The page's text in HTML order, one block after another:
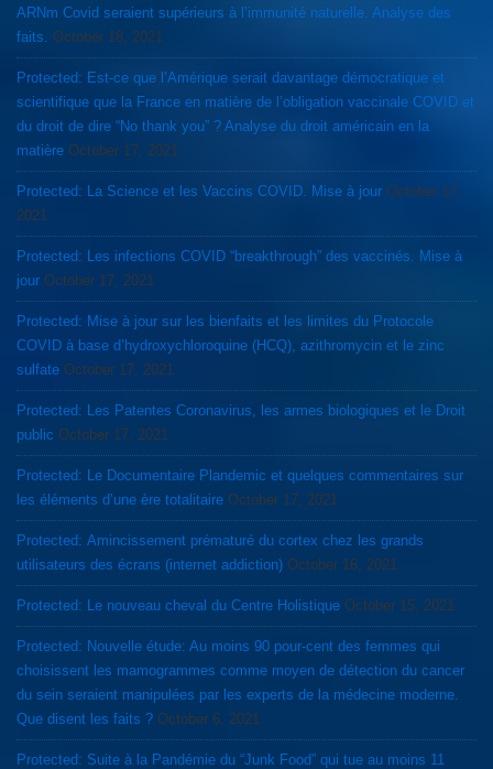
ARNm Covid seraient supérieurs à l’immunité naturelle. Analyse des
faits.
October 18, 2021
Protected: Est-ce que l’Amérique serait davantage démocratique et
scientifique que la France en matière de l’obligation vaccinale COVID et
du droit de dire “No thank you” ? Analyse du droit américain en la
matière October 17, 2021
Protected: La Science et les Vaccins COVID. Mise à jour October 17,
2021
Protected: Les infections COVID “breakthrough” des vaccinés. Mise à
jour October 17, 2021
Protected: Mise à jour sur les bienfaits et les limites du Protocole
COVID à base d’hydroxychloroquine (HCQ), azithromycin et le zinc
sulfate October 17, 2021
Protected: Les Patentes Coronavirus, les armes biologiques et le Droit
public October 17, 2021
Protected: Le Documentaire Plandemic et quelques commentaires sur
les éléments d’une ère totalitaire October 17, 2021
Protected: Amincissement prématuré du cortex chez les grands
utilisateurs des écrans (internet addiction) October 16, 2021
Protected: Le nouveau cheval du Centre Holistique October 15, 2021
Protected: Nouvelle étude: Au moins 90 pour-cent des femmes qui
choisissent les mamogrammes comme moyen de détection du cancer
du sein seraient manipulées par les experts de la médecine moderne.
Que disent les faits ? October 6, 2021
Protected: Suite à la Pandémie du “Junk Food” qui tue au moins 11